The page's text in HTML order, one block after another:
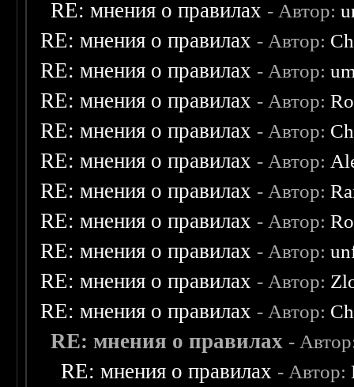
RE: мнения о правилах - Автор:
RE: мнения о правилах - Автор:
RE: мнения о правилах - Автор:
RE: мнения о правилах - Автор:
RE: мнения о правилах - Автор:
RE: мнения о правилах - Автор:
RE: мнения о правилах - Автор:
RE: мнения о правилах - Автор:
RE: мнения о правилах - Автор:
RE: мнения о правилах - Автор:
RE: мнения о правилах - Автор:
RE: мнения о правилах -
RE: мнения о правилах - Автор: